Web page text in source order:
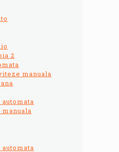
2
manuala